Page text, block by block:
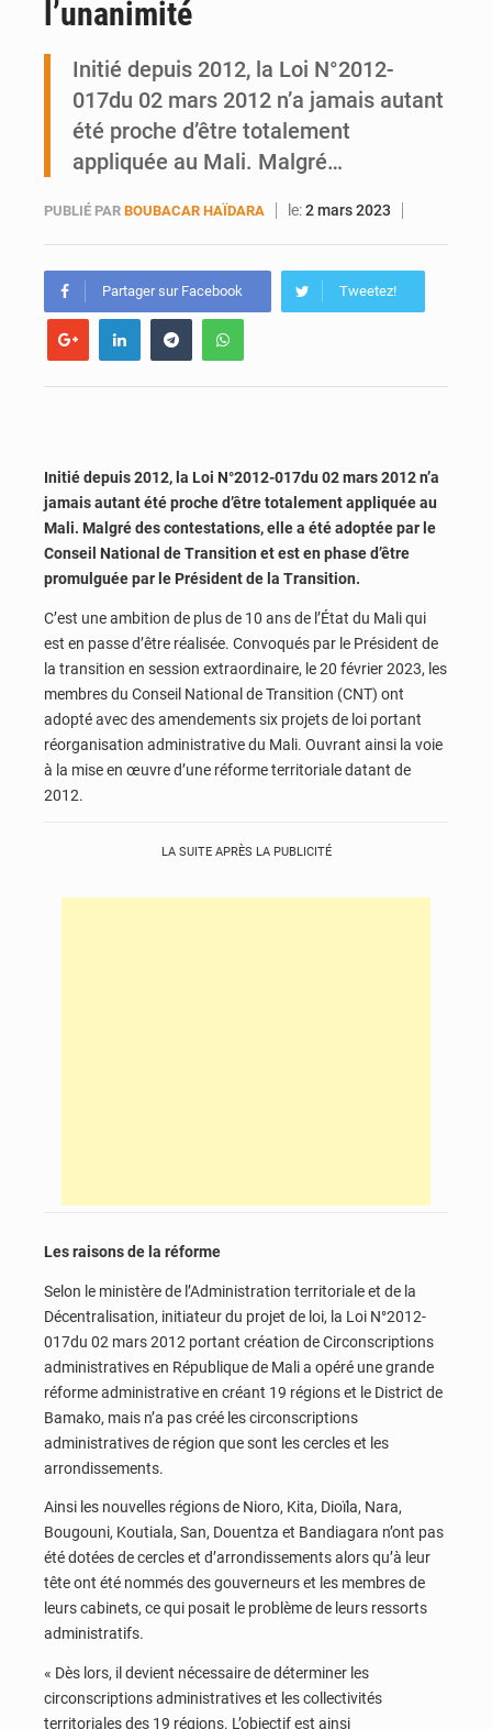
Emploi des jeunes au Mali : des compétences encore difficiles à valoriser
l’unanimité
Initié depuis 2012, la Loi N°2012-
017du 02 mars 2012 n’a jamais autant
été proche d’être totalement
appliquée au Mali. Malgré…
PUBLIÉ PAR BOUBACAR HAÏDARA le:2 mars 2023
Partager sur Facebook Tweetez!
Initié depuis 2012, la Loi N°2012-017du 02 mars 2012 n’a
jamais autant été proche d’être totalement appliquée au
Mali. Malgré des contestations, elle a été adoptée par le
Conseil National de Transition et est en phase d’être
promulguée par le Président de la Transition.
C’est une ambition de plus de 10 ans de l’État du Mali qui
est en passe d’être réalisée. Convoqués par le Président de
la transition en session extraordinaire, le 20 février 2023, les
membres du Conseil National de Transition (CNT) ont
adopté avec des amendements six projets de loi portant
réorganisation administrative du Mali. Ouvrant ainsi la voie
à la mise en œuvre d’une réforme territoriale datant de
2012.
LA SUITE APRÈS LA PUBLICITÉ
Les raisons de la réforme
Selon le ministère de l’Administration territoriale et de la
Décentralisation, initiateur du projet de loi, la Loi N°2012-
017du 02 mars 2012 portant création de Circonscriptions
administratives en République de Mali a opéré une grande
réforme administrative en créant 19 régions et le District de
Bamako, mais n’a pas créé les circonscriptions
administratives de région que sont les cercles et les
arrondissements.
Ainsi les nouvelles régions de Nioro, Kita, Dioïla, Nara,
Bougouni, Koutiala, San, Douentza et Bandiagara n’ont pas
été dotées de cercles et d’arrondissements alors qu’à leur
tête ont été nommés des gouverneurs et les membres de
leurs cabinets, ce qui posait le problème de leurs ressorts
administratifs.
« Dès lors, il devient nécessaire de déterminer les
circonscriptions administratives et les collectivités
territoriales des 19 régions. L’objectif est ainsi